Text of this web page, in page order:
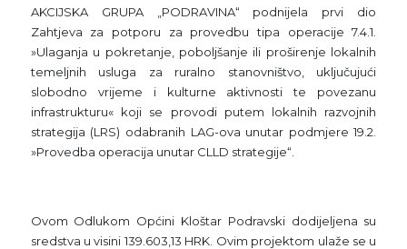
AKCIJSKA GRUPA „PODRAVINA“ podnijela prvi dio
Zahtjeva za potporu za provedbu tipa operacije 7.4.1.
»Ulaganja u pokretanje, poboljšanje ili proširenje lokalnih
temeljnih usluga za ruralno stanovništvo, uključujući
slobodno vrijeme i kulturne aktivnosti te povezanu
infrastrukturu« koji se provodi putem lokalnih razvojnih
strategija (LRS) odabranih LAG-ova unutar podmjere 19.2.
»Provedba operacija unutar CLLD strategije“.
Ovom Odlukom Općini Kloštar Podravski dodijeljena su
sredstva u visini 139.603,13 HRK. Ovim projektom ulaže se u